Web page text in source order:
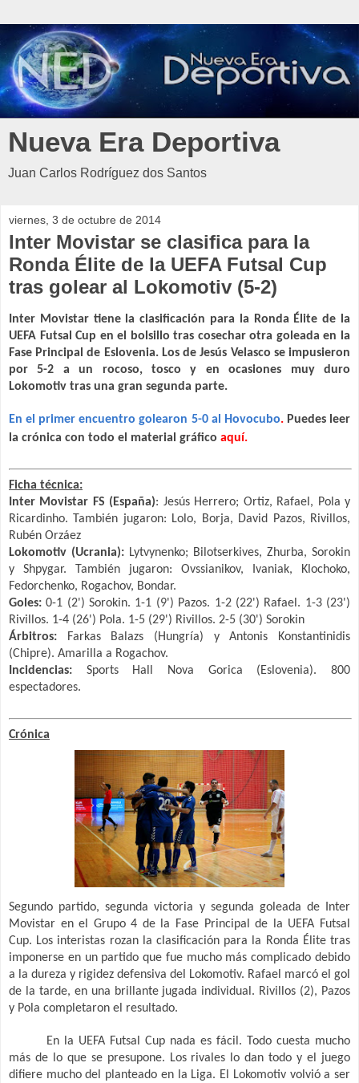
Nueva Era Deportiva
Juan Carlos Rodríguez dos Santos
viernes, 3 de octubre de 2014
Inter Movistar se clasifica para la
Ronda Élite de la UEFA Futsal Cup
tras golear al Lokomotiv (5-2)
Inter Movistar tiene la clasificación para la Ronda Élite de la
UEFA Futsal Cup en el bolsillo tras cosechar otra goleada en la
Fase Principal de Eslovenia. Los de Jesús Velasco se impusieron
por 5-2 a un rocoso, tosco y en ocasiones muy duro
Lokomotiv tras una gran segunda parte.
En el primer encuentro golearon 5-0 al Hovocubo. Puedes leer
la crónica con todo el material gráfico aquí.
Ficha técnica:
Inter Movistar FS (España): Jesús Herrero; Ortiz, Rafael, Pola y
Ricardinho. También jugaron: Lolo, Borja, David Pazos, Rivillos,
Rubén Orzáez
Lokomotiv (Ucrania): Lytvynenko; Bilotserkives, Zhurba, Sorokin
y Shpygar. También jugaron: Ovssianikov, Ivaniak, Klochoko,
Fedorchenko, Rogachov, Bondar.
Goles: 0-1 (2') Sorokin. 1-1 (9') Pazos. 1-2 (22') Rafael. 1-3 (23')
Rivillos. 1-4 (26') Pola. 1-5 (29') Rivillos. 2-5 (30') Sorokin
Árbitros: Farkas Balazs (Hungría) y Antonis Konstantinidis
(Chipre). Amarilla a Rogachov.
Incidencias: Sports Hall Nova Gorica (Eslovenia). 800
espectadores.
Crónica
Segundo partido, segunda victoria y segunda goleada de Inter
Movistar en el Grupo 4 de la Fase Principal de la UEFA Futsal
Cup. Los interistas rozan la clasificación para la Ronda Élite tras
imponerse en un partido que fue mucho más complicado debido
a la dureza y rigidez defensiva del Lokomotiv. Rafael marcó el gol
de la tarde, en una brillante jugada individual. Rivillos (2), Pazos
y Pola completaron el resultado.
En la UEFA Futsal Cup nada es fácil. Todo cuesta mucho
más de lo que se presupone. Los rivales lo dan todo y el juego
difiere mucho del planteado en la Liga. El Lokomotiv volvió a ser